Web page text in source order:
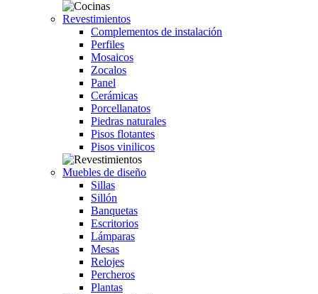
Revestimientos
Complementos de instalación
Perfiles
Mosaicos
Zocalos
Panel
Cerámicas
Porcellanatos
Piedras naturales
Pisos flotantes
Pisos vinilicos
Muebles de diseño
Sillas
Sillón
Banquetas
Escritorios
Lámparas
Mesas
Relojes
Percheros
Plantas